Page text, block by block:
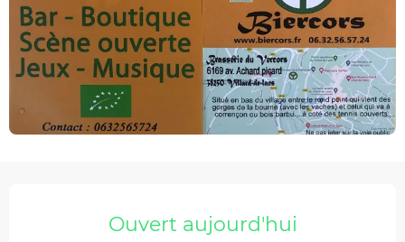
Ouverture et coordonnées
Ouvert aujourd'hui